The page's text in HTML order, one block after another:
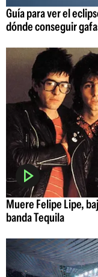
Guía para ver el
dónde conseguir
Muere Felipe Lipe,
banda Tequila